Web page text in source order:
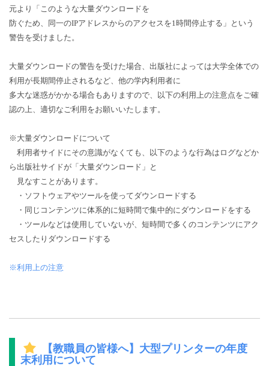
元より「このような大量ダウンロードを
防ぐため、同一のIPアドレスからのアクセスを1時間停止する」という
警告を受けました。
大量ダウンロードの警告を受けた場合、出版社によっては大学全体での
利用が長期間停止されるなど、他の学内利用者に
多大な迷惑がかかる場合もありますので、以下の利用上の注意点をご確
認の上、適切なご利用をお願いいたします。
※大量ダウンロードについて
利用者サイドにその意識がなくても、以下のような行為はログなどか
ら出版社サイドが「大量ダウンロード」と
見なすことがあります。
・ソフトウェアやツールを使ってダウンロードする
・同じコンテンツに体系的に短時間で集中的にダウンロードをする
・ツールなどは使用していないが、短時間で多くのコンテンツにアク
セスしたりダウンロードする
※利用上の注意
【教職員の皆様へ】大型プリンターの年度
末利用について